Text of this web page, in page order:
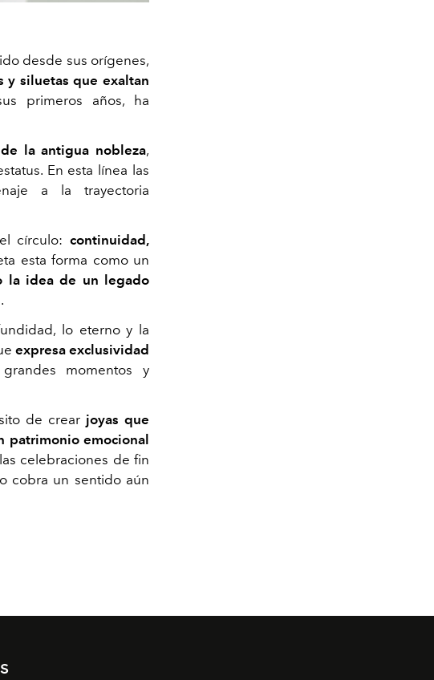
desde sus orígenes,
y siluetas que exaltan
primeros años, ha
la antigua nobleza,
En esta línea las
a la trayectoria
círculo:continuidad,
esta forma como un
la idea de un legado
.
lo eterno y la
expresa exclusividad
momentos y
de crear joyas que
patrimonio emocional
celebraciones de fin
cobra un sentido aún